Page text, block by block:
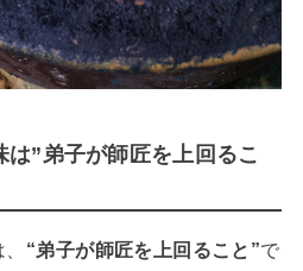
は”弟子が師匠を上回るこ
“弟子が師匠を上回ること”で